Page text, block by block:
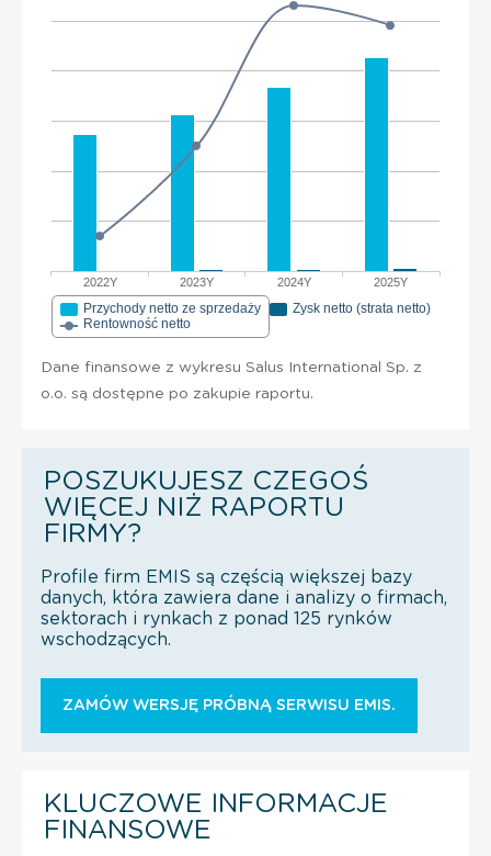
2022Y 2023Y 2024Y 2025Y
Przychody netto ze sprzedaży
Zysk netto (strata netto)
Rentowność netto
Dane finansowe z wykresu Salus International Sp. z
o.o. są dostępne po zakupie raportu.
POSZUKUJESZ CZEGOŚ
WIĘCEJ NIŻ RAPORTU
FIRMY?
Profile firm EMIS są częścią większej bazy
danych, która zawiera dane i analizy o firmach,
sektorach i rynkach z ponad 125 rynków
wschodzących.
ZAMÓW WERSJĘ PRÓBNĄ SERWISU EMIS.
KLUCZOWE INFORMACJE
FINANSOWE